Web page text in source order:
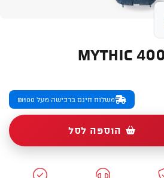
משלוח חינם ברכישה מעל ₪100
הוספה לסל